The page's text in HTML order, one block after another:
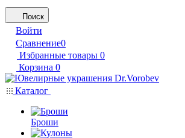
Поиск
Войти
Сравнение0
Избранные товары 0
Корзина 0
Каталог
Броши